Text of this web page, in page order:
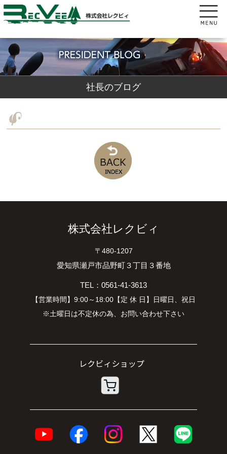
社長のブログ
株式会社レクビィ
〒480-1207
愛知県瀬戸市品野町３丁目３番地
TEL：0561-41-3613
【営業時間】9:00～18:00【定 休 日】日曜日、祝日
※土曜日は不定休の為、お問い合わせ下さい